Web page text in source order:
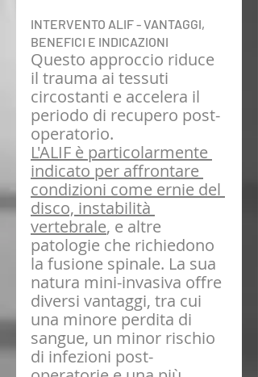
INTERVENTO ALIF - VANTAGGI,
BENEFICI E INDICAZIONI
Questo approccio riduce
il trauma ai tessuti
circostanti e accelera il
periodo di recupero post-
operatorio.
L'ALIF è particolarmente
indicato per affrontare
condizioni come ernie del
disco, instabilità
vertebrale, e altre
patologie che richiedono
la fusione spinale. La sua
natura mini-invasiva offre
diversi vantaggi, tra cui
una minore perdita di
sangue, un minor rischio
di infezioni post-